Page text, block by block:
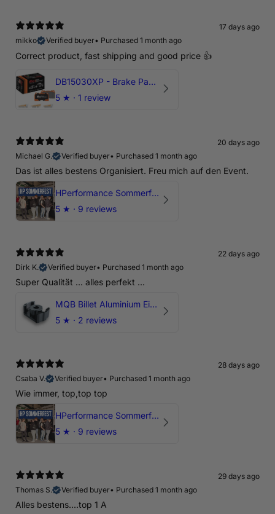
17 days ago
mikko
Verified buyer• Purchased 1 month ago
Correct product, fast shipping and good price 👍
DB15030XP - Brake Pads Xtreme Performance | Front Axle
5 ★ · 1 review
20 days ago
Michael G.
Verified buyer• Purchased 1 month ago
Das ist alles bestens Organisiert. Freu mich auf den Event.
HPerformance Sommerfest 2026
5 ★ · 9 reviews
22 days ago
Dirk K.
Verified buyer• Purchased 1 month ago
Super Qualität ... alles perfekt ...
MQB Billet Aluminium Einsatz Drehmomentstütze - DOGBONE für Audi RS3, TTRS, RSQ3
5 ★ · 2 reviews
28 days ago
Csaba V.
Verified buyer• Purchased 1 month ago
Wie immer, top,top top
HPerformance Sommerfest 2026
5 ★ · 9 reviews
29 days ago
Thomas S.
Verified buyer• Purchased 1 month ago
Alles bestens....top 1 A